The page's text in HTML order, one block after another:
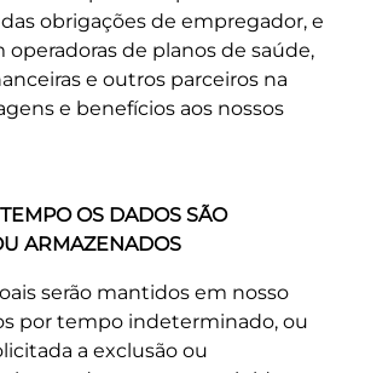
obrigações de empregador, e
operadoras de planos de saúde,
e outros parceiros na
e benefícios aos nossos
OS DADOS SÃO
ARMAZENADOS
serão mantidos em nosso
por tempo indeterminado, ou
a exclusão ou